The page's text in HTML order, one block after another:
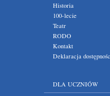
Historia
100-lecie
Teatr
RODO
Kontakt
Deklaracja
DLA UCZNIÓW